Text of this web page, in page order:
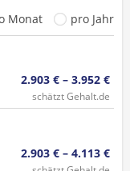
Monat
pro Jahr
2.903 € – 3.952 €
schätzt Gehalt.de
2.903 € – 4.113 €